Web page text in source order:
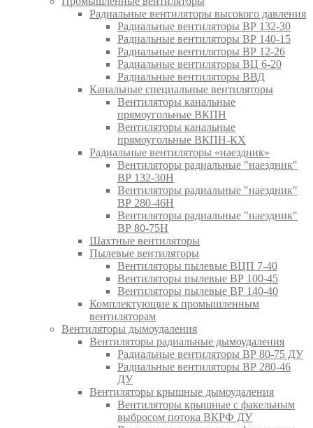
Радиальные вентиляторы высокого давления
Радиальные вентиляторы ВР 132-30
Радиальные вентиляторы ВР 140-15
Радиальные вентиляторы ВР 12-26
Радиальные вентиляторы ВЦ 6-20
Радиальные вентиляторы ВВД
Канальные специальные вентиляторы
Вентиляторы канальные
прямоугольные ВКПН
Вентиляторы канальные
прямоугольные ВКПН-КХ
Радиальные вентиляторы «наездник»
Вентиляторы радиальные "наездник"
ВР 132-30Н
Вентиляторы радиальные "наездник"
ВР 280-46Н
Вентиляторы радиальные "наездник"
ВР 80-75Н
Шахтные вентиляторы
Пылевые вентиляторы
Вентиляторы пылевые ВЦП 7-40
Вентиляторы пылевые ВР 100-45
Вентиляторы пылевые ВР 140-40
Комплектующие к промышленным
вентиляторам
Вентиляторы дымоудаления
Вентиляторы радиальные дымоудаления
Радиальные вентиляторы ВР 80-75 ДУ
Радиальные вентиляторы ВР 280-46
ДУ
Вентиляторы крышные дымоудаления
Вентиляторы крышные с факельным
выбросом потока ВКРФ ДУ